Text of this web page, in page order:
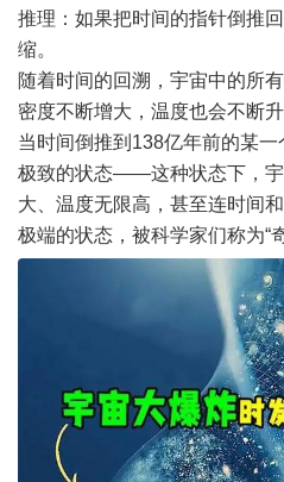
推理：如果把时间的指针倒推
缩。
随着时间的回溯，宇宙中的所
密度不断增大，温度也会不断升
当时间倒推到138亿年前的某
极致的状态——这种状态下，
大、温度无限高，甚至连时间
极端的状态，被科学家们称为“奇